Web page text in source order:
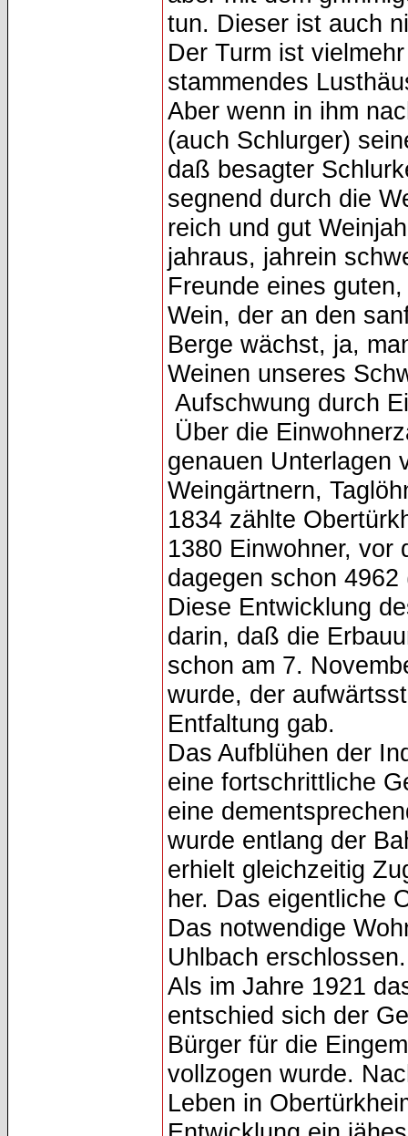
tun. Dieser ist auch
Der Turm ist
stammendes
Aber wenn in ihm
(auch Schlurger)
daß besagter
segnend durch die
reich und gut
jahraus, jahrein
Freunde eines
Wein, der an den
Berge wächst, ja,
Weinen unseres
Aufschwung durch
Über die
genauen Unterlagen
Weingärtnern,
1834 zählte
1380 Einwohner, vor
dagegen schon
Diese Entwicklung
darin, daß die
schon am 7.
wurde, der
Entfaltung gab.
Das Aufblühen der
eine fortschrittliche
eine
wurde entlang der
erhielt gleichzeitig
her. Das eigentliche
Das notwendige
Uhlbach erschlossen.
Als im Jahre 1921
entschied sich der
Bürger für die
vollzogen wurde.
Leben in